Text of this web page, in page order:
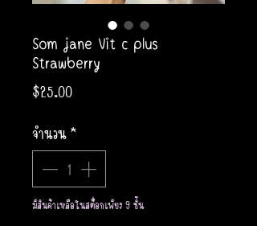
Som jane Vit c plus
Strawberry
$25.00ราคา
จำนวน*
มีสินค้าเหลือในสต็อกเพียง 9 ชิ้น